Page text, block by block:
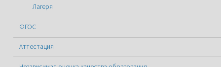
Лагеря
ФГОС
Аттестация